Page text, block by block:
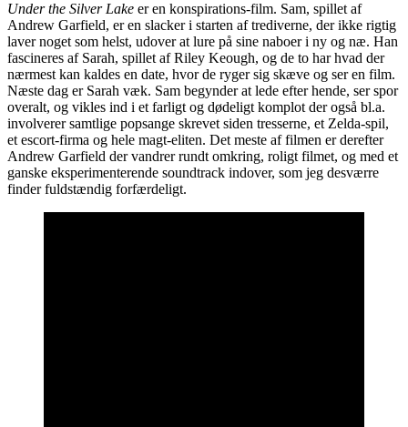
Under the Silver Lake er en konspirations-film. Sam, spillet af
Andrew Garfield, er en slacker i starten af trediverne, der ikke rigtig
laver noget som helst, udover at lure på sine naboer i ny og næ. Han
fascineres af Sarah, spillet af Riley Keough, og de to har hvad der
nærmest kan kaldes en date, hvor de ryger sig skæve og ser en film.
Næste dag er Sarah væk. Sam begynder at lede efter hende, ser spor
overalt, og vikles ind i et farligt og dødeligt komplot der også bl.a.
involverer samtlige popsange skrevet siden tresserne, et Zelda-spil,
et escort-firma og hele magt-eliten. Det meste af filmen er derefter
Andrew Garfield der vandrer rundt omkring, roligt filmet, og med et
ganske eksperimenterende soundtrack indover, som jeg desværre
finder fuldstændig forfærdeligt.